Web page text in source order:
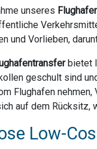
unseres
und Vorlieben,
bietet
geschult sind
Flughafen
auf dem Rücksitz,
Low-